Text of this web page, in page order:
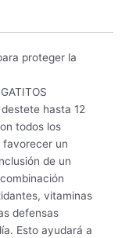
proteger la
destete hasta 12
todos los
un
de un
vitaminas
defensas
Esto ayudará a